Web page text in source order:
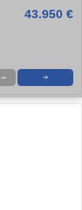
43.950 €
➦ ➜